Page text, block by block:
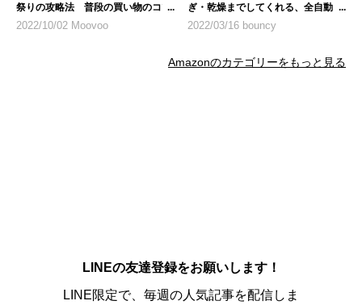
祭りの攻略法 普段の買い物のコツ
も紹介
2022/10/02 Moovoo
ぎ・乾燥までしてくれる、全自動ロ
ボット掃除機「yeediモップステー
2022/03/16 bouncy
Amazonのカテゴリーをもっと見る
LINEの友達登録をお願いします！
LINE限定で、毎週の人気記事を配信しま